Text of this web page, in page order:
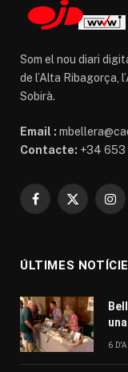
Som el nou diari
de l’Alta Ribagorça,
Sobirà.
Email :
Contacte: +34 653
Facebook
X
ÚLTIMES
6